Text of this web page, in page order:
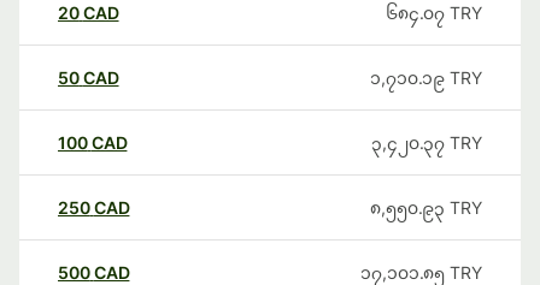
20CAD ၆၈၄.၀၇ TRY
50CAD ၁,၇၁၀.၁၉ TRY
100CAD ၃,၄၂၀.၃၇ TRY
250CAD ၈,၅၅၀.၉၃ TRY
500CAD ၁၇,၁၀၁.၈၅ TRY